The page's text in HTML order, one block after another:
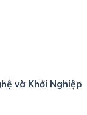
và Khởi Nghiệp